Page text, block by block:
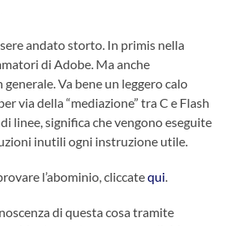
andato storto. In primis nella
di Adobe. Ma anche
Va bene un leggero calo
via della “mediazione” tra C e Flash
linee, significa che vengono eseguite
inutili ogni instruzione utile.
l’abominio, cliccatequi
di questa cosa tramite